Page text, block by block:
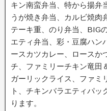
キン南蛮弁当、特から揚弁
うが焼き弁当、カルビ焼肉
テーキ重、のり弁当、BIG
エティ弁当、彩・豆腐ハン
ースカツカレー、ロースか
チ、ファミリーチキン竜田
ガーリックライス、ファミ
ト、チキンバラエティパ
ります。